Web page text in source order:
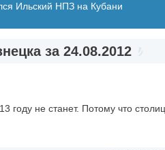
Ильский НПЗ на Кубани
за 24.08.2012
году не станет. Потому что